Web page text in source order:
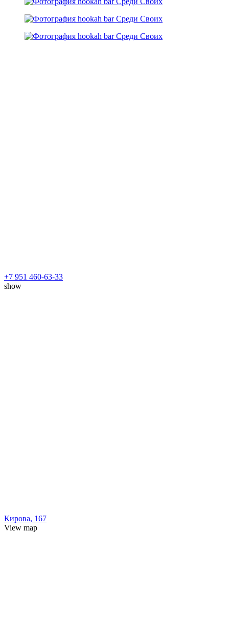
+7 951 460-63-33
show
Кирова, 167
View map